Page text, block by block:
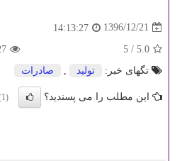
1396/12/21
14:13:27
5.0
/
5
تگهای خبر:
تولید صادرات
این مطلب را می پسندید؟ (1)